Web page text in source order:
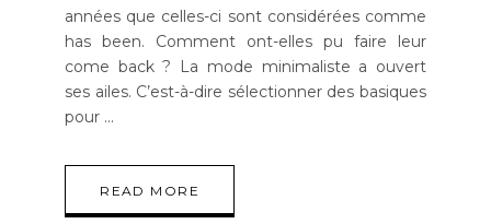
années que celles-ci sont considérées comme
has been. Comment ont-elles pu faire leur
come back ? La mode minimaliste a ouvert
ses ailes. C’est-à-dire sélectionner des basiques
pour
READ MORE